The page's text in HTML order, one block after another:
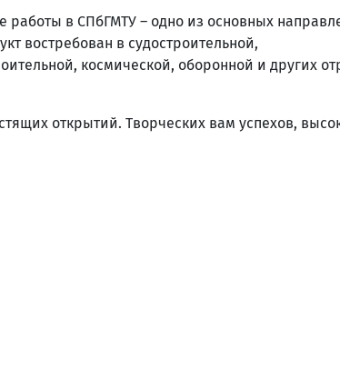
работы в СПбГМТУ – одно из основных
востребован в судостроительной,
космической, оборонной и других
открытий. Творческих вам успехов,